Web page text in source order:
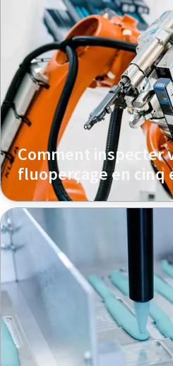
Comment inspecter
fluoperçage en cinq